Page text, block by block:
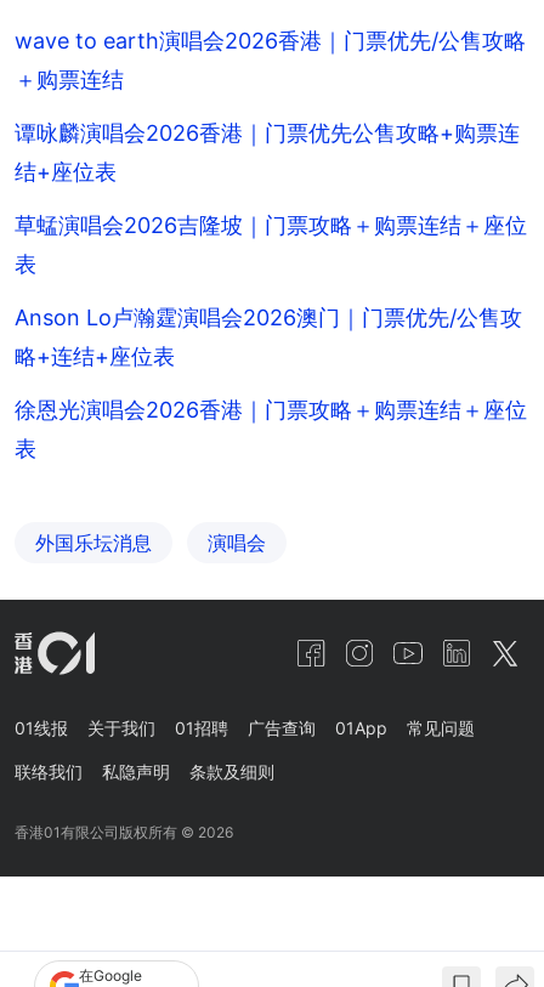
wave to earth演唱会2026香港｜门票优先/公售攻略
＋购票连结
谭咏麟演唱会2026香港｜门票优先公售攻略+购票连
结+座位表
草蜢演唱会2026吉隆坡｜门票攻略＋购票连结＋座位
表
Anson Lo卢瀚霆演唱会2026澳门｜门票优先/公售攻
略+连结+座位表
徐恩光演唱会2026香港｜门票攻略＋购票连结＋座位
表
外国乐坛消息 演唱会
在Google
01线报 关于我们 01招聘 广告查询 01App 常见问题
联络我们 私隐声明 条款及细则
香港01有限公司版权所有 © 2026